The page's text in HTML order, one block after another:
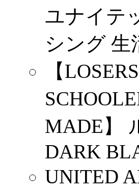
ユナイテ
シング 生
【
MADE】
DARK
UNITED